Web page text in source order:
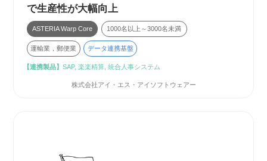
で生産性が大幅向上
ASTERIA Warp Core 1000名以上～3000名未満
運輸業，郵便業 データ連携基盤
【連携製品】SAP, 楽楽精算, 統合人事システム
株式会社アイ・エス・アイソフトウェアー